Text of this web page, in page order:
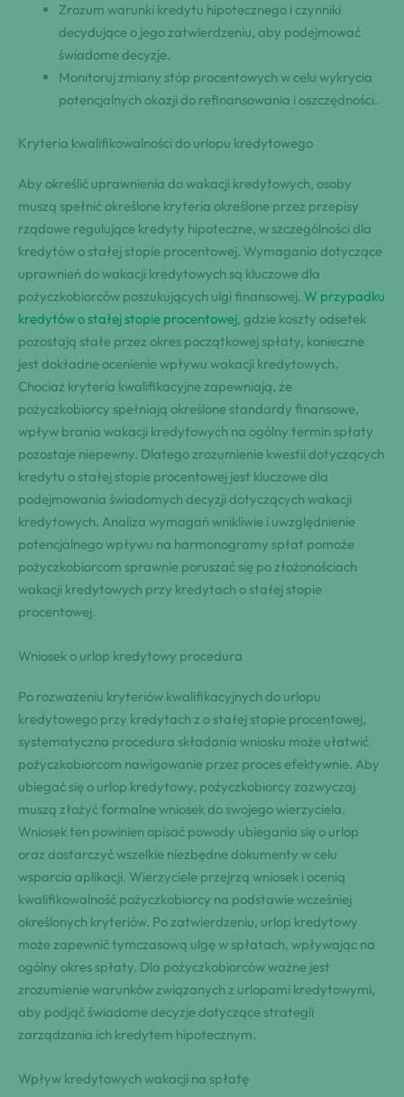
Zrozum warunki kredytu hipotecznego i czynniki
decydujące o jego zatwierdzeniu, aby podejmować
świadome decyzje.
Monitoruj zmiany stóp procentowych w celu wykrycia
potencjalnych okazji do refinansowania i oszczędności.
Kryteria kwalifikowalności do urlopu kredytowego
Aby określić uprawnienia do wakacji kredytowych, osoby
muszą spełnić określone kryteria określone przez przepisy
rządowe regulujące kredyty hipoteczne, w szczególności dla
kredytów o stałej stopie procentowej. Wymagania dotyczące
uprawnień do wakacji kredytowych są kluczowe dla
pożyczkobiorców poszukujących ulgi finansowej. W przypadku
kredytów o stałej stopie procentowej, gdzie koszty odsetek
pozostają stałe przez okres początkowej spłaty, konieczne
jest dokładne ocenienie wpływu wakacji kredytowych.
Chociaż kryteria kwalifikacyjne zapewniają, że
pożyczkobiorcy spełniają określone standardy finansowe,
wpływ brania wakacji kredytowych na ogólny termin spłaty
pozostaje niepewny. Dlatego zrozumienie kwestii dotyczących
kredytu o stałej stopie procentowej jest kluczowe dla
podejmowania świadomych decyzji dotyczących wakacji
kredytowych. Analiza wymagań wnikliwie i uwzględnienie
potencjalnego wpływu na harmonogramy spłat pomoże
pożyczkobiorcom sprawnie poruszać się po złożonościach
wakacji kredytowych przy kredytach o stałej stopie
procentowej.
Wniosek o urlop kredytowy procedura
Po rozważeniu kryteriów kwalifikacyjnych do urlopu
kredytowego przy kredytach z o stałej stopie procentowej,
systematyczna procedura składania wniosku może ułatwić
pożyczkobiorcom nawigowanie przez proces efektywnie. Aby
ubiegać się o urlop kredytowy, pożyczkobiorcy zazwyczaj
muszą złożyć formalne wniosek do swojego wierzyciela.
Wniosek ten powinien opisać powody ubiegania się o urlop
oraz dostarczyć wszelkie niezbędne dokumenty w celu
wsparcia aplikacji. Wierzyciele przejrzą wniosek i ocenią
kwalifikowalność pożyczkobiorcy na podstawie wcześniej
określonych kryteriów. Po zatwierdzeniu, urlop kredytowy
może zapewnić tymczasową ulgę w spłatach, wpływając na
ogólny okres spłaty. Dla pożyczkobiorców ważne jest
zrozumienie warunków związanych z urlopami kredytowymi,
aby podjąć świadome decyzje dotyczące strategii
zarządzania ich kredytem hipotecznym.
Wpływ kredytowych wakacji na spłatę